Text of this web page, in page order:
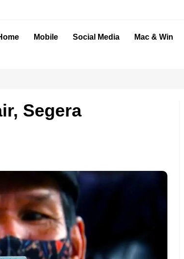
Mobile Social Media Mac & Win
Segera